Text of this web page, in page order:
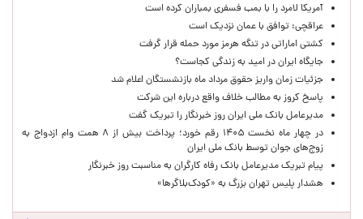
آمریکا لامرد را با بمب فسفری بمباران کرده است
عراقچی: توافق با عمان نزدیک است
کشتی اماراتی در تنگه هرمز مورد حمله قرار گرفت
جایگاه ایران در امید به زندگی کجاست؟
جزئیات زمان واریز حقوق مرداد ماه بازنشستگان اعلام شد
پاسخ کروز به مطالب خلاف واقع درباره این شرکت
مدیرعامل بانک ملی ایران روز خبرنگار را تبریک گفت
در چهار ماه نخست ۱۴۰۵ رقم خورد؛ پرداخت بیش از ۸ همت وام ازدواج به
زوج‌های جوان توسط بانک ملی ایران
پیام تبریک مدیرعامل بانک رفاه کارگران به مناسبت روز خبرنگار
هشدار پلیس تهران بزرگ به «کودک‌بلاگرها»